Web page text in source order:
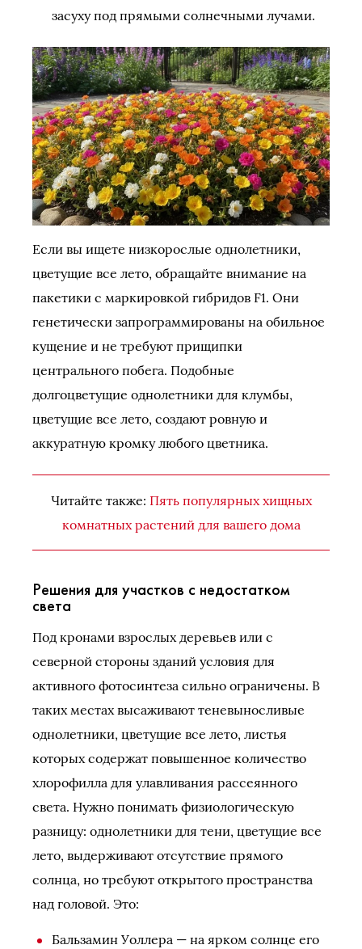
засуху под прямыми солнечными лучами.
Если вы ищете низкорослые однолетники,
цветущие все лето, обращайте внимание на
пакетики с маркировкой гибридов F1. Они
генетически запрограммированы на обильное
кущение и не требуют прищипки
центрального побега. Подобные
долгоцветущие однолетники для клумбы,
цветущие все лето, создают ровную и
аккуратную кромку любого цветника.
Читайте также: Пять популярных хищных
комнатных растений для вашего дома
Решения для участков с недостатком
света
Под кронами взрослых деревьев или с
северной стороны зданий условия для
активного фотосинтеза сильно ограничены. В
таких местах высаживают теневыносливые
однолетники, цветущие все лето, листья
которых содержат повышенное количество
хлорофилла для улавливания рассеянного
света. Нужно понимать физиологическую
разницу: однолетники для тени, цветущие все
лето, выдерживают отсутствие прямого
солнца, но требуют открытого пространства
над головой. Это:
Бальзамин Уоллера — на ярком солнце его